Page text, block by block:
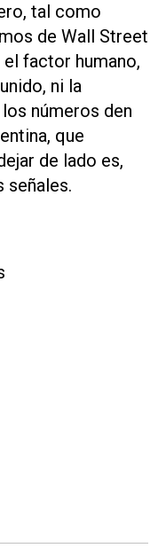
tal como
de Wall Street
factor humano,
ni la
números den
que
de lado es,
señales.